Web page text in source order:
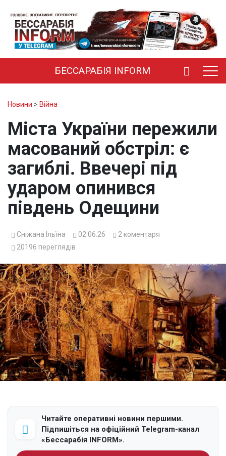
БЕССАРАБІЯ INFORM
Новини > Війна
Міста України пережили
масований обстріл: є
загиблі. Ввечері під
ударом опинився
південь Одещини
Сніжана Ільїна 02.06.26 2 коментаря
20196 переглядів
Читайте оперативні новини першими.
Підпишіться на офіційний Telegram-канал
«Бессарабія INFORM».